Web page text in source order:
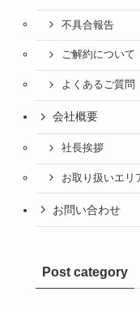
不具合報告
ご解約について
よくあるご質問
会社概要
社長挨拶
お取り扱いエリ
お問い合わせ
Post category